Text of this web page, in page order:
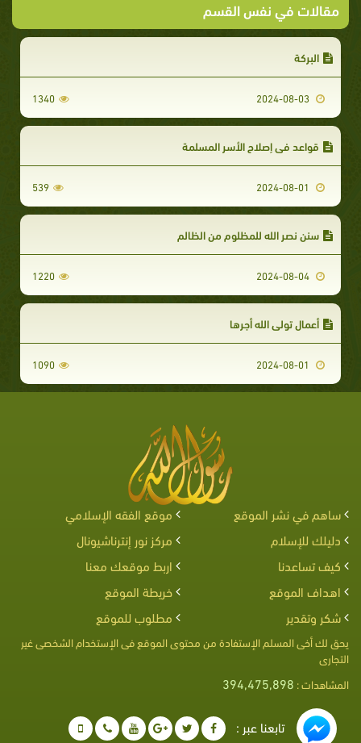
مقالات في نفس القسم
البركة
1340
قواعد في إصلاح الأسر المسلمة
539
سنن نصر الله للمظلوم من الظالم
1220
أعمال تولي الله أجرها
1090
ساهم في نشر الموقع
موقع الفقه الإسلامي
دليلك للإسلام
مركز نور إنترناشيونال
كيف تساعدنا
اربط موقعك معنا
اهداف الموقع
خريطة الموقع
شكر وتقدير
مطلوب للموقع
يحق لك أخى المسلم الإستفادة من محتوى الموقع فى الإستخدام الشخصى غير
التجارى
المشاهدات : 394,475,898
تابعنا عبر :